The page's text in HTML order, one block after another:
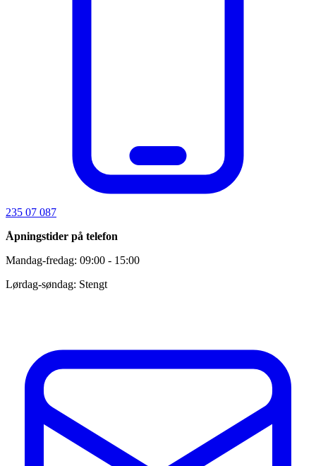
235 07 087
Åpningstider på telefon
Mandag-fredag: 09:00 - 15:00
Lørdag-søndag: Stengt